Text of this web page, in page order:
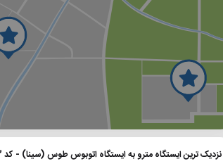
نزدیک ترین ایستگاه مترو به ایستگاه اتوبوس طوس (سینا) - کد 123 - جنوب به شمال